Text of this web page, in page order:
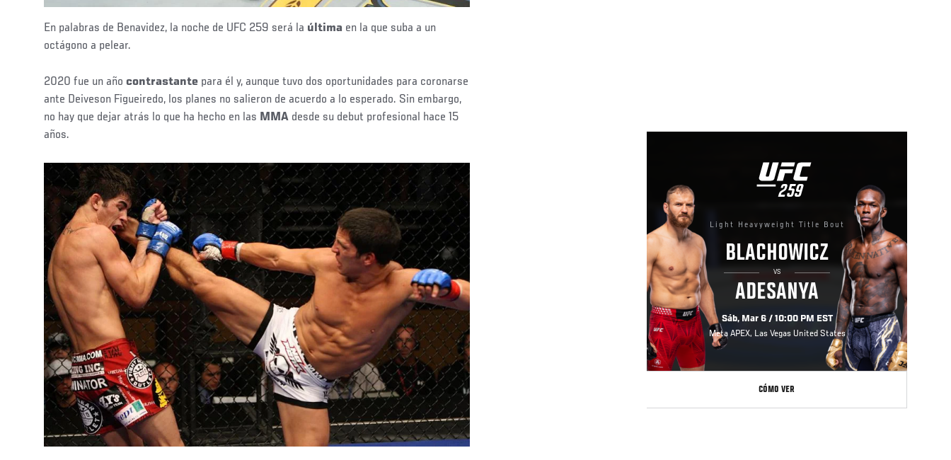
En palabras de Benavidez, la noche de UFC 259 será la última en la que suba a un
octágono a pelear.
2020 fue un año contrastante para él y, aunque tuvo dos oportunidades para coronarse
ante Deiveson Figueiredo, los planes no salieron de acuerdo a lo esperado. Sin embargo,
no hay que dejar atrás lo que ha hecho en las MMA desde su debut profesional hace 15
años.
UFC
259
259
Light Heavyweight Title Bout
BLACHOWICZ
VS
ADESANYA
Sáb, Mar 6 / 10:00 PM EST
Meta APEX, Las Vegas United States
CÓMO VER